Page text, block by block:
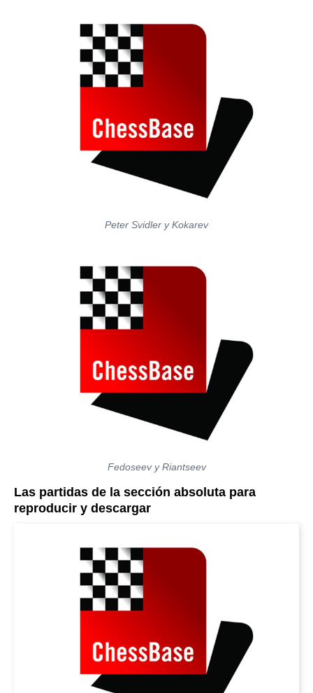
Peter Svidler y Kokarev
Fedoseev y Riantseev
Las partidas de la sección absoluta para
reproducir y descargar